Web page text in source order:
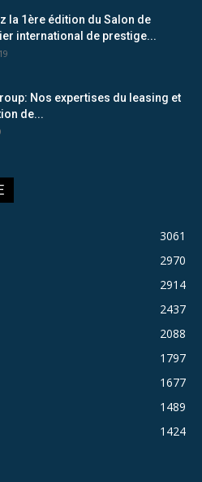
la 1ère édition du Salon de
international de prestige...
Nos expertises du leasing et
de...
3061
2970
2914
2437
2088
1797
1677
1489
1424